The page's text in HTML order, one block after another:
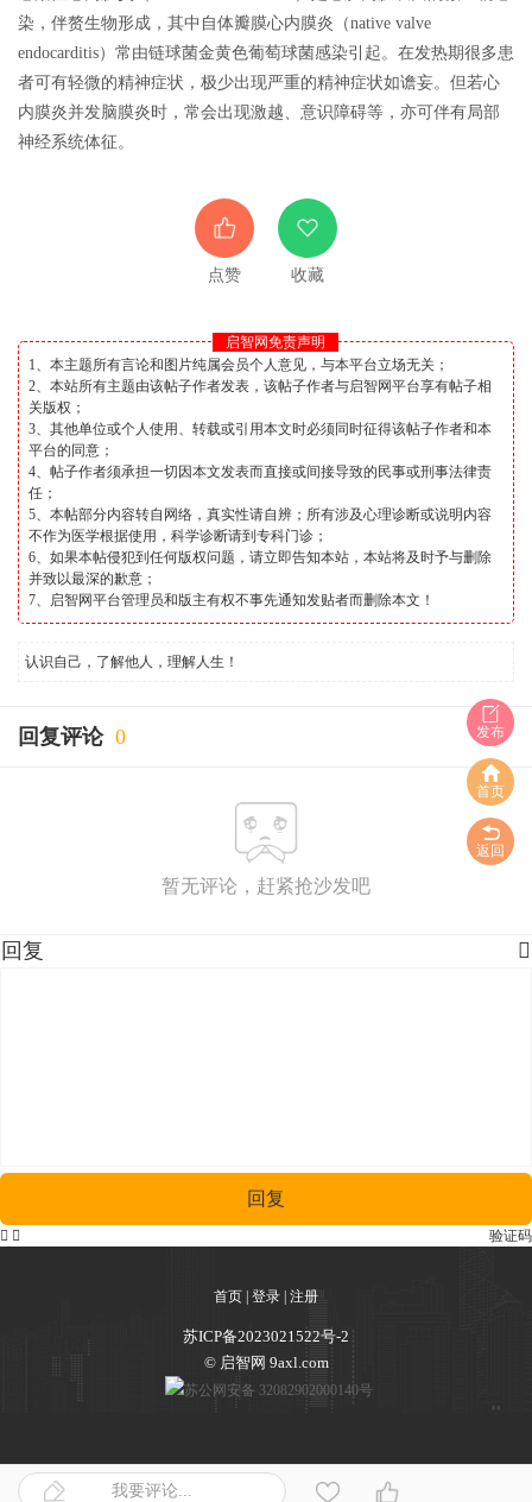
染，伴赘生物形成，其中自体瓣膜心内膜炎（native valve
endocarditis）常由链球菌金黄色葡萄球菌感染引起。在发热期很多患
者可有轻微的精神症状，极少出现严重的精神症状如谵妄。但若心
内膜炎并发脑膜炎时，常会出现激越、意识障碍等，亦可伴有局部
神经系统体征。
点赞 收藏
启智网免责声明
1、本主题所有言论和图片纯属会员个人意见，与本平台立场无关；
2、本站所有主题由该帖子作者发表，该帖子作者与启智网平台享有帖子相
关版权；
3、其他单位或个人使用、转载或引用本文时必须同时征得该帖子作者和本
平台的同意；
4、帖子作者须承担一切因本文发表而直接或间接导致的民事或刑事法律责
任；
5、本帖部分内容转自网络，真实性请自辨；所有涉及心理诊断或说明内容
不作为医学根据使用，科学诊断请到专科门诊；
6、如果本帖侵犯到任何版权问题，请立即告知本站，本站将及时予与删除
并致以最深的歉意；
7、启智网平台管理员和版主有权不事先通知发贴者而删除本文！
认识自己，了解他人，理解人生！
回复评论 0
暂无评论，赶紧抢沙发吧
我要评论...
发布
首页
返回

回复
回复
验证码
 
首页 登录 注册
苏ICP备2023021522号-2
© 启智网 9axl.com
苏公网安备 32082902000140号